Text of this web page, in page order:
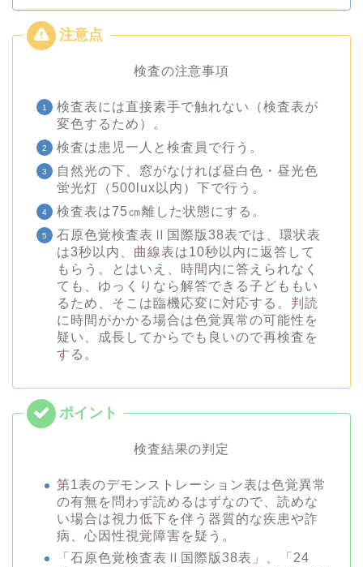
検査の注意事項
検査表には直接素手で触れない（検査表が
変色するため）。
検査は患児一人と検査員で行う。
自然光の下、窓がなければ昼白色・昼光色
蛍光灯（500lux以内）下で行う。
検査表は75㎝離した状態にする。
石原色覚検査表Ⅱ国際版38表では、環状表
は3秒以内、曲線表は10秒以内に返答して
もらう。とはいえ、時間内に答えられなく
ても、ゆっくりなら解答できる子どももい
るため、そこは臨機応変に対応する。判読
に時間がかかる場合は色覚異常の可能性を
疑い、成長してからでも良いので再検査を
する。
検査結果の判定
第1表のデモンストレーション表は色覚異常
の有無を問わず読めるはずなので、読めな
い場合は視力低下を伴う器質的な疾患や詐
病、心因性視覚障害を疑う。
「石原色覚検査表Ⅱ国際版38表」、「24